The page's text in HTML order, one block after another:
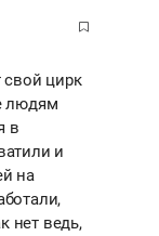
свой цирк
людям
в
и
на
нет ведь,